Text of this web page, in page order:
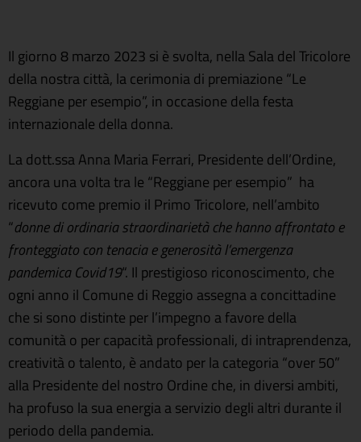
Il giorno 8 marzo 2023 si è svolta, nella Sala del Tricolore
della nostra città, la cerimonia di premiazione “Le
Reggiane per esempio”, in occasione della festa
internazionale della donna.
La dott.ssa Anna Maria Ferrari, Presidente dell’Ordine,
ancora una volta tra le “Reggiane per esempio” ha
ricevuto come premio il Primo Tricolore, nell’ambito
“donne di ordinaria straordinarietà che hanno affrontato e
fronteggiato con tenacia e generosità l’emergenza
pandemica Covid19“. Il prestigioso riconoscimento, che
ogni anno il Comune di Reggio assegna a concittadine
che si sono distinte per l’impegno a favore della
comunità o per capacità professionali, di intraprendenza,
creatività o talento, è andato per la categoria “over 50”
alla Presidente del nostro Ordine che, in diversi ambiti,
ha profuso la sua energia a servizio degli altri durante il
periodo della pandemia.